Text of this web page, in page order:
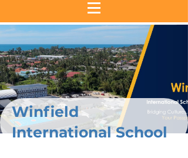
Winfield
International School